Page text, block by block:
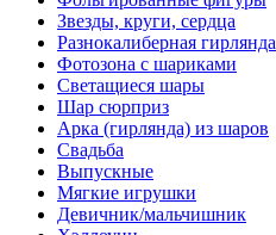
Звезды, круги, сердца
Разнокалиберная гирлянда
Фотозона с шариками
Светащиеся шары
Шар сюрприз
Арка (гирлянда) из шаров
Свадьба
Выпускные
Мягкие игрушки
Девичник/мальчишник